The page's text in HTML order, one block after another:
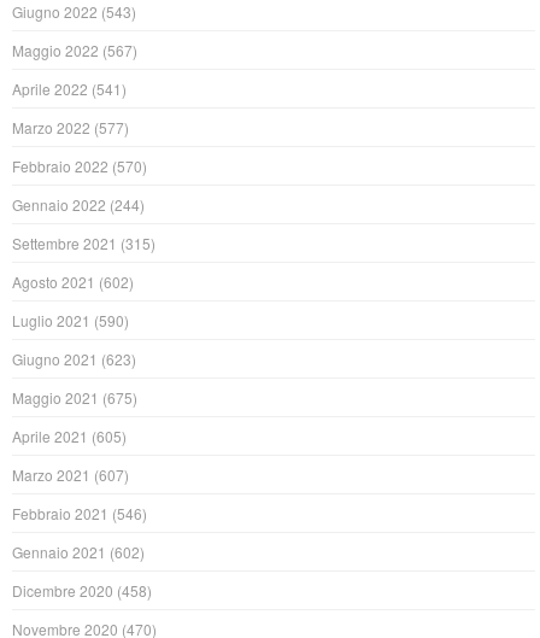
Giugno 2022 (543)
Maggio 2022 (567)
Aprile 2022 (541)
Marzo 2022 (577)
Febbraio 2022 (570)
Gennaio 2022 (244)
Settembre 2021 (315)
Agosto 2021 (602)
Luglio 2021 (590)
Giugno 2021 (623)
Maggio 2021 (675)
Aprile 2021 (605)
Marzo 2021 (607)
Febbraio 2021 (546)
Gennaio 2021 (602)
Dicembre 2020 (458)
Novembre 2020 (470)